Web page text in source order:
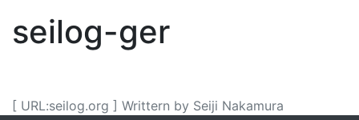
seilog-ger
[ URL:seilog.org ] Writtern by Seiji Nakamura